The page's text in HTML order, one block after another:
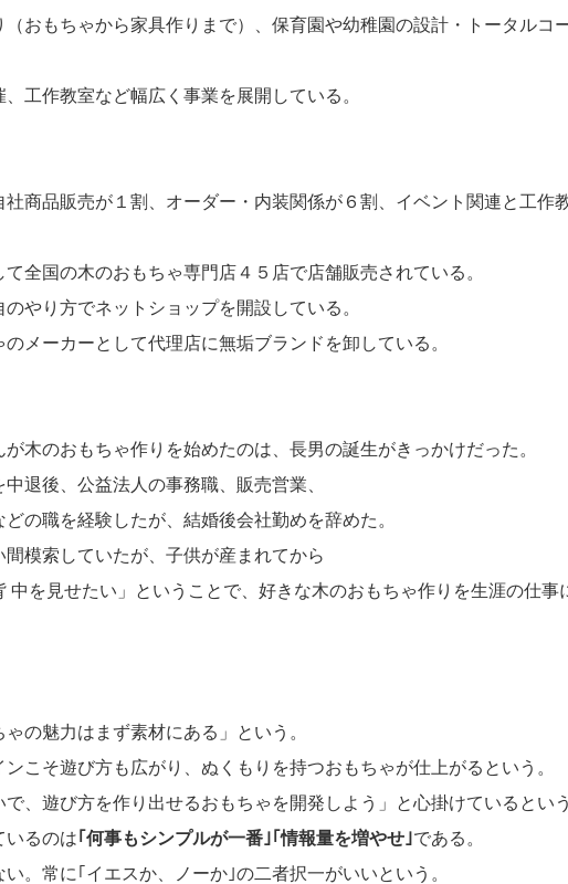
おもちゃから家具作りまで）、保育園や幼稚園の設計・トータルコ
工作教室など幅広く事業を展開している。
商品販売が１割、オーダー・内装関係が６割、イベント関連と工作
全国の木のおもちゃ専門店４５店で店舗販売されている。
やり方でネットショップを開設している。
メーカーとして代理店に無垢ブランドを卸している。
木のおもちゃ作りを始めたのは、長男の誕生がきっかけだった。
退後、公益法人の事務職、販売営業、
の職を経験したが、結婚後会社勤めを辞めた。
模索していたが、子供が産まれてから
中を見せたい」ということで、好きな木のおもちゃ作りを生涯の仕事
の魅力はまず素材にある」という。
こそ遊び方も広がり、ぬくもりを持つおもちゃが仕上がるという。
で、遊び方を作り出せるおもちゃを開発しよう」と心掛けているという
いるのは｢何事もシンプルが一番｣｢情報量を増やせ｣である。
。常に｢イエスか、ノーか｣の二者択一がいいという。